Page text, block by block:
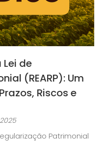
de
(REARP): Um
Riscos e
Patrimonial